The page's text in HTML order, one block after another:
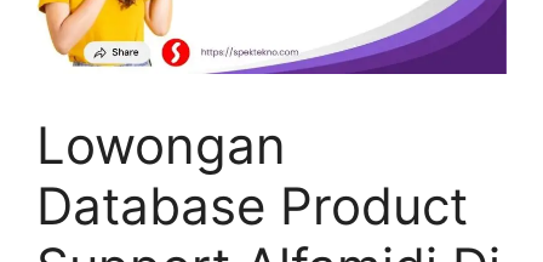
Lowongan
Database Product